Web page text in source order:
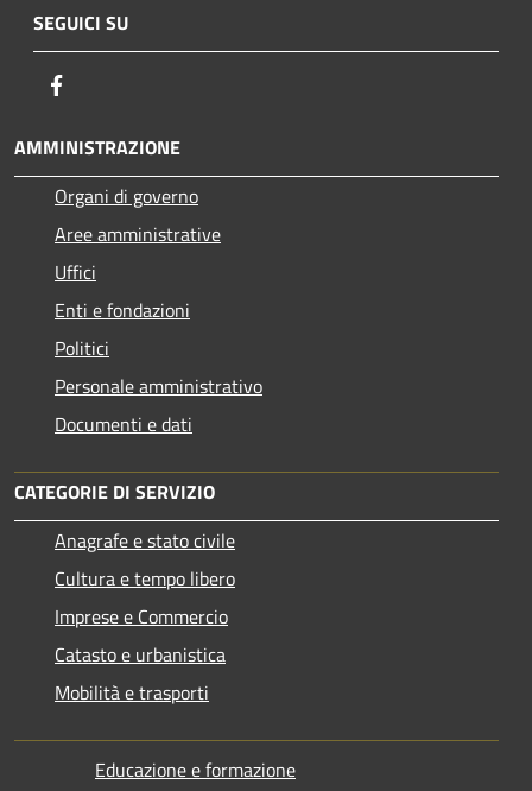
SEGUICI SU
AMMINISTRAZIONE
Organi di governo
Aree amministrative
Uffici
Enti e fondazioni
Politici
Personale amministrativo
Documenti e dati
CATEGORIE DI SERVIZIO
Anagrafe e stato civile
Cultura e tempo libero
Imprese e Commercio
Catasto e urbanistica
Mobilità e trasporti
Educazione e formazione